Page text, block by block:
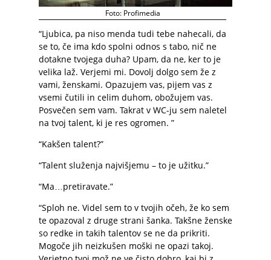
Foto: Profimedia
“Ljubica, pa niso menda tudi tebe nahecali, da
se to, če ima kdo spolni odnos s tabo, nič ne
dotakne tvojega duha? Upam, da ne, ker to je
velika laž. Verjemi mi. Dovolj dolgo sem že z
vami, ženskami. Opazujem vas, pijem vas z
vsemi čutili in celim duhom, obožujem vas.
Posvečen sem vam. Takrat v WC-ju sem naletel
na tvoj talent, ki je res ogromen. ”
“Kakšen talent?”
“Talent služenja najvišjemu – to je užitku.”
“Ma…pretiravate.”
“Sploh ne. Videl sem to v tvojih očeh, že ko sem
te opazoval z druge strani šanka. Takšne ženske
so redke in takih talentov se ne da prikriti.
Mogoče jih neizkušen moški ne opazi takoj.